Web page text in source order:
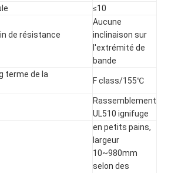
≤10
de résistance
Aucune
inclinaison sur
l'extrémité de
bande
terme de la
F class/155℃
Rassemblement
UL510 ignifuge
en petits pains,
largeur
10~980mm
selon des